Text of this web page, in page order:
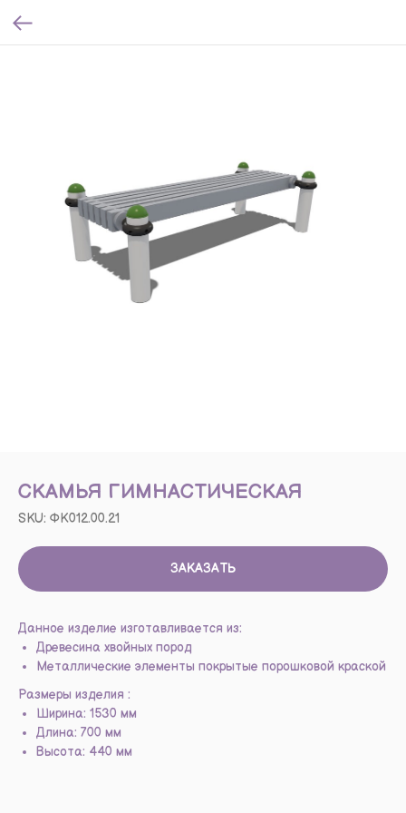
СКАМЬЯ ГИМНАСТИЧЕСКАЯ
SKU: ФК012.00.21
ЗАКАЗАТЬ
Данное изделие изготавливается из:
Древесина хвойных пород
Металлические элементы покрытые порошковой краской
Размеры изделия :
Ширина: 1530 мм
Длина: 700 мм
Высота: 440 мм